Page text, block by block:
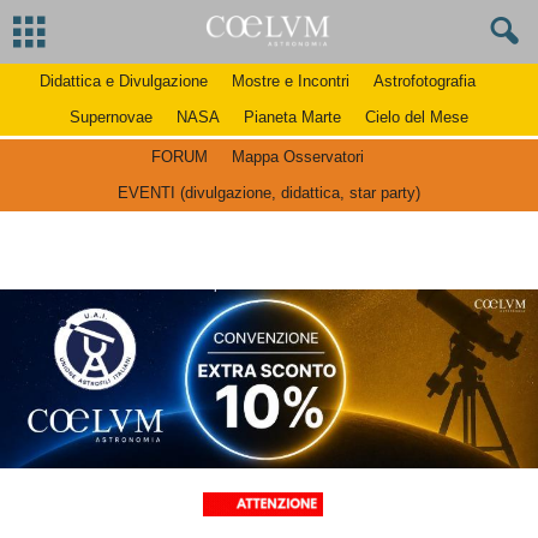
Didattica e Divulgazione Mostre e Incontri
Astrofotografia
Supernovae
NASA Pianeta Marte Cielo del Mese
FORUM
Mappa Osservatori
EVENTI (divulgazione, didattica, star party)